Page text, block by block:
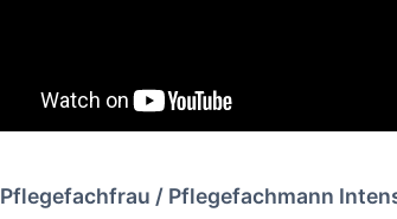
Pflegefachfrau / Pflegefachmann